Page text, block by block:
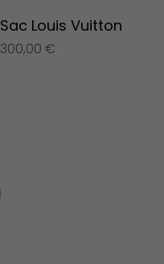
Sac Louis Vuitton
300,00 €